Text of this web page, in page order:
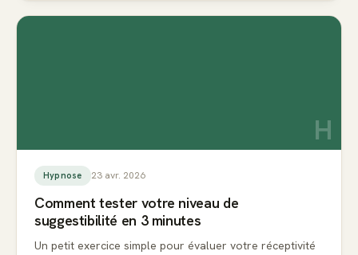
H
Hypnose 23 avr. 2026
Comment tester votre niveau de
suggestibilité en 3 minutes
Un petit exercice simple pour évaluer votre réceptivité